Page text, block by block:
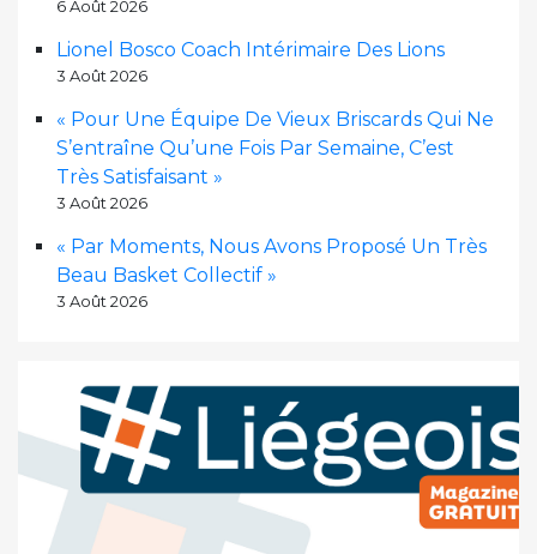
6 Août 2026
Lionel Bosco Coach Intérimaire Des Lions
3 Août 2026
« Pour Une Équipe De Vieux Briscards Qui Ne
S’entraîne Qu’une Fois Par Semaine, C’est
Très Satisfaisant »
3 Août 2026
« Par Moments, Nous Avons Proposé Un Très
Beau Basket Collectif »
3 Août 2026